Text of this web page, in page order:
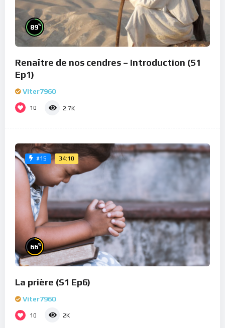
89%
Renaître de nos cendres – Introduction (S1
Ep1)
Viter7960
10 2.7K
#15 34:10
66%
La prière (S1 Ep6)
Viter7960
10 2K